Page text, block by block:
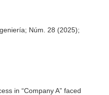
Núm. 28 (2025);
in “Company A” faced